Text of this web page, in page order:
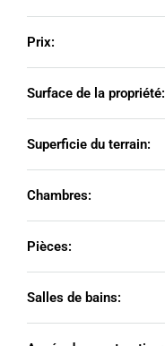
Prix:
Surface de la propriété:
Superficie du terrain:
Chambres:
Pièces:
Salles de bains: